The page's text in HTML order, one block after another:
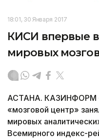
18:01, 30 Января 2017
КИСИ впервые
мировых
АСТАНА. КАЗИНФОРМ -
«мозговой центр»
мировых
Всемирного индекс-